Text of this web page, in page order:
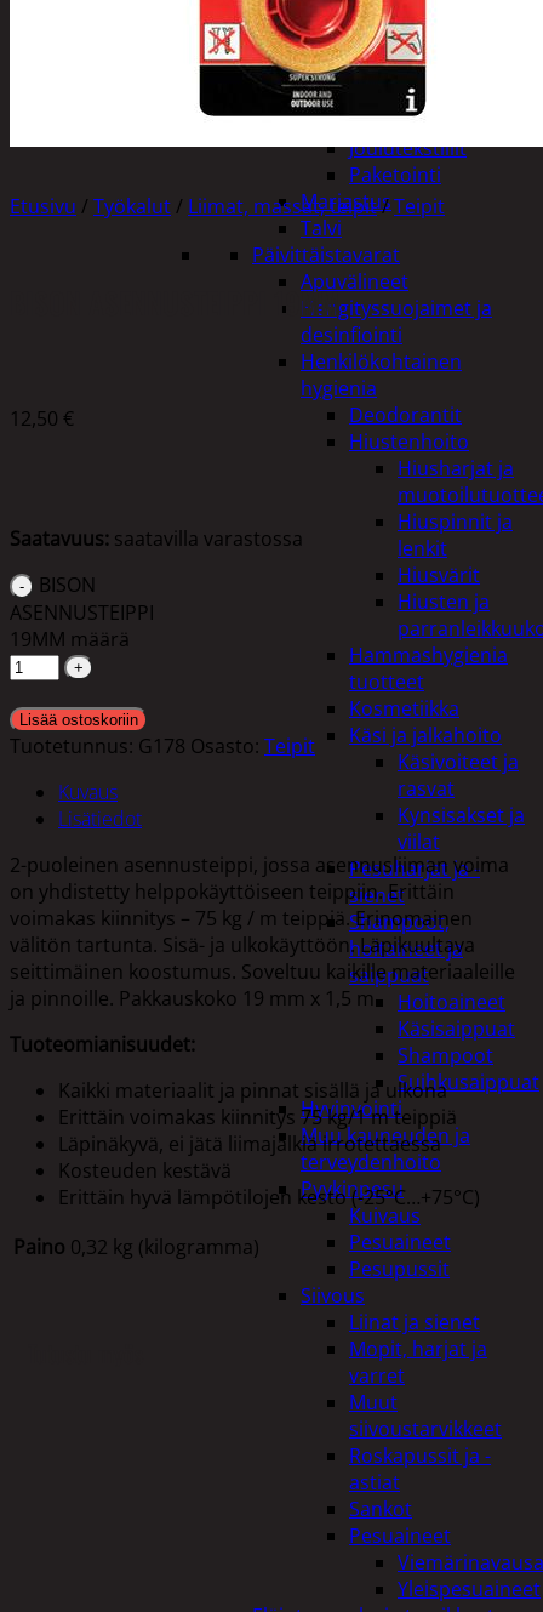
Joulukoristeet
Kranssit ja
asetelmat
Tontut ja
muut
Joulutekstiilit
Paketointi
Marjastus
Talvi
Päivittäistavarat
Apuvälineet
Hengityssuojaimet ja
desinfiointi
Henkilökohtainen
hygienia
Deodorantit
Hiustenhoito
Hiusharjat ja
Hiuspinnit ja
lenkit
Hiusvärit
Hiusten ja
Hammashygienia
tuotteet
Kosmetiikka
Käsi ja jalkahoito
Käsivoiteet ja
rasvat
Kynsisakset ja
viilat
Pesuharjat ja -
sienet
Shampoot,
hoitaineet ja
saippuat
Hoitoaineet
Käsisaippuat
Shampoot
Suihkusaippuat
Hyvinvointi
Muu kauneuden ja
terveydenhoito
Pyykinpesu
Kuivaus
Pesuaineet
Pesupussit
Siivous
Liinat ja sienet
Mopit, harjat ja
varret
Muut
siivoustarvikkeet
Roskapussit ja -
astiat
Sankot
Pesuaineet
Yleispesuaineet
Etusivu / Työkalut / Liimat, massat, teipit/Teipit
BISON ASENNUSTEIPPI 19MM
12,50 €
Saatavuus: saatavilla varastossa
BISON
ASENNUSTEIPPI
19MM määrä
Lisää ostoskoriin
Tuotetunnus: G178 Osasto: Teipit
Kuvaus
Lisätiedot
2-puoleinen asennusteippi, jossa asennusliiman voima
on yhdistetty helppokäyttöiseen teippiin. Erittäin
voimakas kiinnitys – 75 kg / m teippiä. Erinomainen
välitön tartunta. Sisä- ja ulkokäyttöön. Läpikuultava
seittimäinen koostumus. Soveltuu kaikille materiaaleille
ja pinnoille. Pakkauskoko 19 mm x 1,5 m.
Tuoteomianisuudet:
Kaikki materiaalit ja pinnat sisällä ja ulkona
Erittäin voimakas kiinnitys 75 kg/1 m teippiä
Läpinäkyvä, ei jätä liimajälkiä irrotettaessa
Kosteuden kestävä
Erittäin hyvä lämpötilojen kesto (-25°C…+75°C)
Paino 0,32 kg (kilogramma)